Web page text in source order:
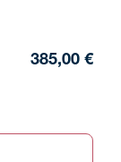
385,00 €